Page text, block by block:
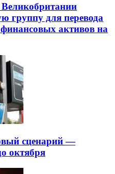
группу для перевода
активов на
сценарий —
октября